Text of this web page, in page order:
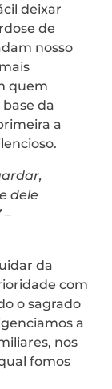
deixar
de
nosso
quem
da
a
dele
–
da
com
o sagrado
a
nos
fomos